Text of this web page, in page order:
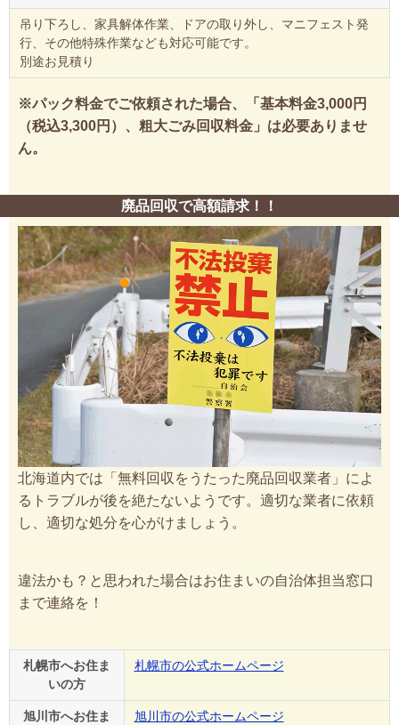
吊り下ろし、家具解体作業、ドアの取り外し、マニフェスト発
行、その他特殊作業なども対応可能です。
別途お見積り
※パック料金でご依頼された場合、「基本料金3,000円
（税込3,300円）、粗大ごみ回収料金」は必要ありませ
ん。
廃品回収で高額請求！！
北海道内では「無料回収をうたった廃品回収業者」によ
るトラブルが後を絶たないようです。適切な業者に依頼
し、適切な処分を心がけましょう。
違法かも？と思われた場合はお住まいの自治体担当窓口
まで連絡を！
札幌市へお住ま
いの方
札幌市の公式ホームページ
旭川市へお住ま
旭川市の公式ホームページ